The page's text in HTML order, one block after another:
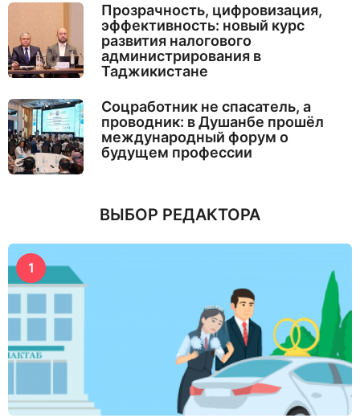
Прозрачность, цифровизация,
эффективность: новый курс
развития налогового
администрирования в
Таджикистане
Соцработник не спасатель, а
проводник: в Душанбе прошёл
международный форум о
будущем профессии
ВЫБОР РЕДАКТОРА
1